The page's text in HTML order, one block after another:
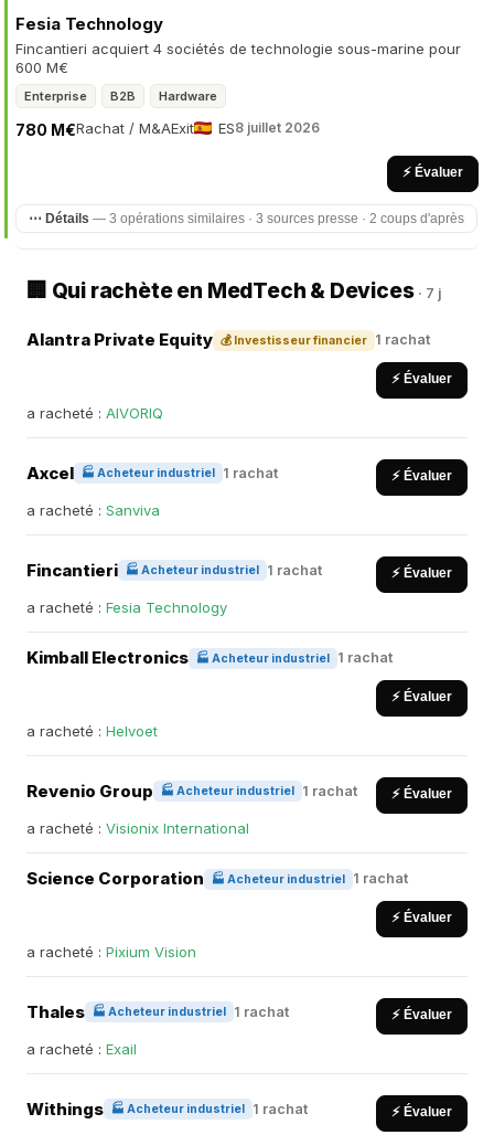
Fesia Technology
Fincantieri acquiert 4 sociétés de technologie sous-marine pour
600 M€
Enterprise B2B Hardware
Rachat / M&A
780 M€ Exit ES8 juillet 2026
⚡ Évaluer
⋯ Détails — 3 opérations similaires · 3 sources presse · 2 coups d'après
🏢 Qui rachète en MedTech & Devices · 7 j
Alantra Private Equity 💰 Investisseur financier 1 rachat
⚡ Évaluer
a racheté : AIVORIQ
Axcel 🏭 Acheteur industriel 1 rachat ⚡ Évaluer
a racheté : Sanviva
Fincantieri 🏭 Acheteur industriel 1 rachat ⚡ Évaluer
a racheté : Fesia Technology
Kimball Electronics 🏭 Acheteur industriel 1 rachat
⚡ Évaluer
a racheté : Helvoet
Revenio Group 🏭 Acheteur industriel 1 rachat ⚡ Évaluer
a racheté : Visionix International
Science Corporation 🏭 Acheteur industriel 1 rachat
⚡ Évaluer
a racheté : Pixium Vision
Thales 🏭 Acheteur industriel 1 rachat ⚡ Évaluer
a racheté : Exail
Withings 🏭 Acheteur industriel 1 rachat ⚡ Évaluer